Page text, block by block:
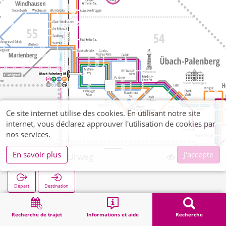
Recherche de trajet Informations et aide Recherche
Frelenberg Urweg
Départ Destination
Démarrage Recherche
Ce site internet utilise des cookies. En utilisant notre site
internet, vous déclarez approuver l'utilisation de cookies par
nos services.
En savoir plus
J'accepte